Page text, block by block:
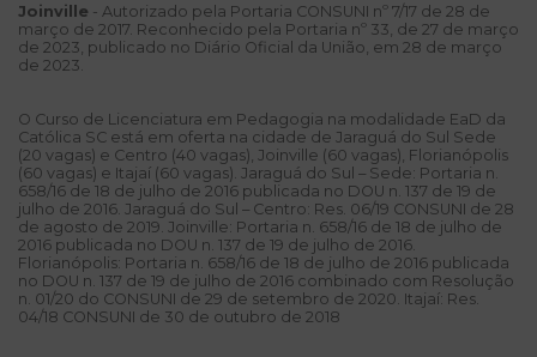
Joinville - Autorizado pela Portaria CONSUNI nº 7/17 de 28 de
março de 2017. Reconhecido pela Portaria nº 33, de 27 de março
de 2023, publicado no Diário Oficial da União, em 28 de março
de 2023.
O Curso de Licenciatura em Pedagogia na modalidade EaD da
Católica SC está em oferta na cidade de Jaraguá do Sul Sede
(20 vagas) e Centro (40 vagas), Joinville (60 vagas), Florianópolis
(60 vagas) e Itajaí (60 vagas). Jaraguá do Sul – Sede: Portaria n.
658/16 de 18 de julho de 2016 publicada no DOU n. 137 de 19 de
julho de 2016. Jaraguá do Sul – Centro: Res. 06/19 CONSUNI de 28
de agosto de 2019. Joinville: Portaria n. 658/16 de 18 de julho de
2016 publicada no DOU n. 137 de 19 de julho de 2016.
Florianópolis: Portaria n. 658/16 de 18 de julho de 2016 publicada
no DOU n. 137 de 19 de julho de 2016 combinado com Resolução
n. 01/20 do CONSUNI de 29 de setembro de 2020. Itajaí: Res.
04/18 CONSUNI de 30 de outubro de 2018